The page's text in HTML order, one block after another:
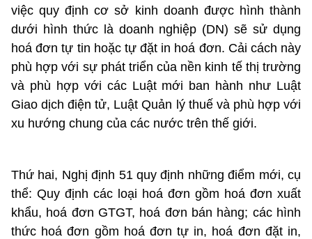
việc quy định cơ sở kinh doanh được hình thành
dưới hình thức là doanh nghiệp (DN) sẽ sử dụng
hoá đơn tự tin hoặc tự đặt in hoá đơn. Cải cách này
phù hợp với sự phát triển của nền kinh tế thị trường
và phù hợp với các Luật mới ban hành như Luật
Giao dịch điện tử, Luật Quản lý thuế và phù hợp với
xu hướng chung của các nước trên thế giới.
Thứ hai, Nghị định 51 quy định những điểm mới, cụ
thể: Quy định các loại hoá đơn gồm hoá đơn xuất
khẩu, hoá đơn GTGT, hoá đơn bán hàng; các hình
thức hoá đơn gồm hoá đơn tự in, hoá đơn đặt in,